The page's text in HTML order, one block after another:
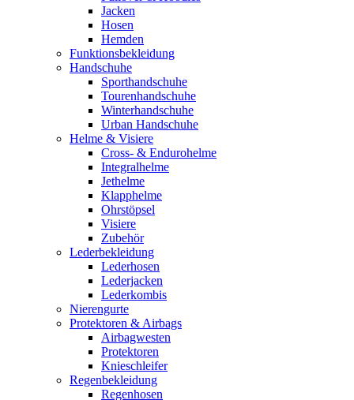
Jacken
Hosen
Hemden
Funktionsbekleidung
Handschuhe
Sporthandschuhe
Tourenhandschuhe
Winterhandschuhe
Urban Handschuhe
Helme & Visiere
Cross- & Endurohelme
Integralhelme
Jethelme
Klapphelme
Ohrstöpsel
Visiere
Zubehör
Lederbekleidung
Lederhosen
Lederjacken
Lederkombis
Nierengurte
Protektoren & Airbags
Airbagwesten
Protektoren
Knieschleifer
Regenbekleidung
Regenhosen